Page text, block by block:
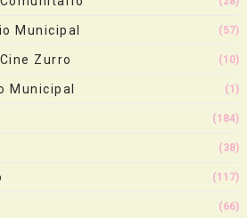
Municipal (57)
Zurro (10)
Municipal (1)
(184)
(38)
(117)
(66)